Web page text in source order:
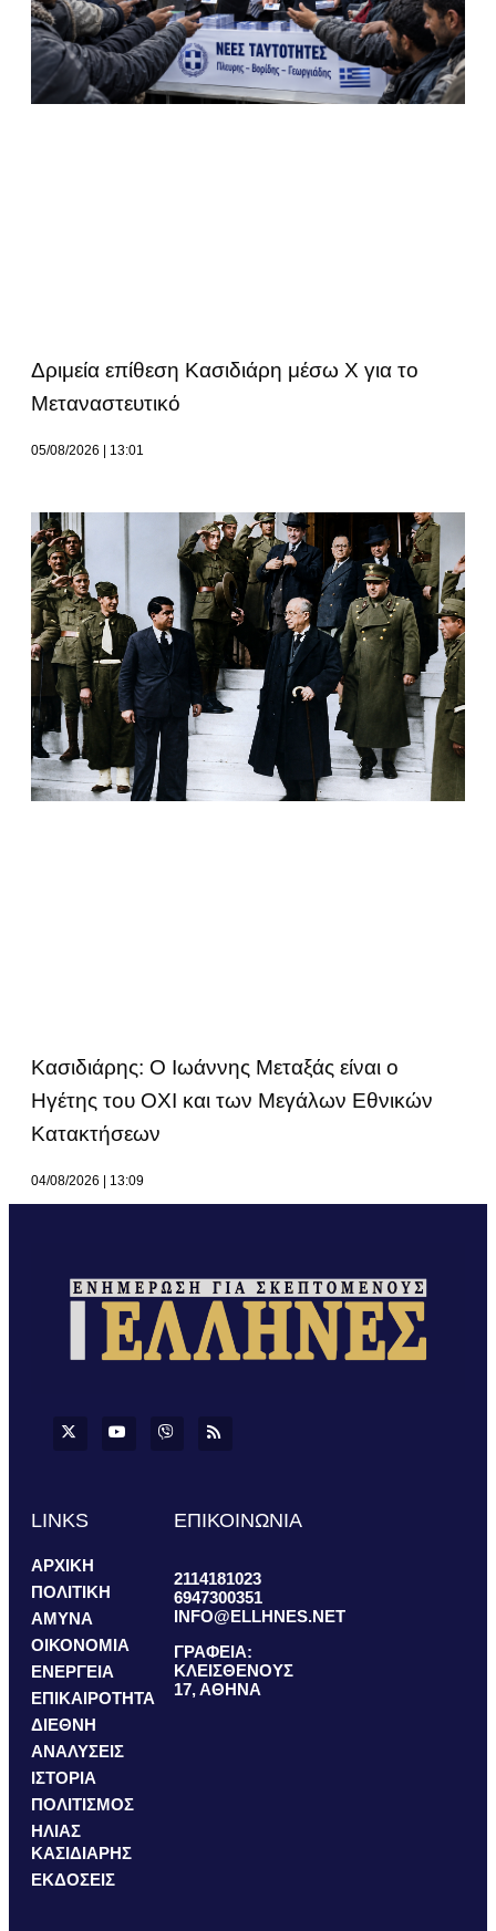
Δριμεία επίθεση Κασιδιάρη μέσω Χ για το
Μεταναστευτικό
05/08/2026 13:01
Κασιδιάρης: Ο Ιωάννης Μεταξάς είναι ο
Ηγέτης του ΟΧΙ και των Μεγάλων Εθνικών
Κατακτήσεων
04/08/2026 13:09
LINKS
ΑΡΧΙΚΗ
ΠΟΛΙΤΙΚΗ
ΑΜΥΝΑ
ΟΙΚΟΝΟΜΙΑ
ΕΝΕΡΓΕΙΑ
ΕΠΙΚΑΙΡΟΤΗΤΑ
ΔΙΕΘΝΗ
ΑΝΑΛΥΣΕΙΣ
ΙΣΤΟΡΙΑ
ΠΟΛΙΤΙΣΜΟΣ
ΗΛΙΑΣ
ΚΑΣΙΔΙΑΡΗΣ
ΕΚΔΟΣΕΙΣ
ΕΠΙΚΟΙΝΩΝΙΑ
2114181023
6947300351
INFO@ELLHNES.NET
ΓΡΑΦΕΙΑ:
ΚΛΕΙΣΘΕΝΟΥΣ
17, ΑΘΗΝΑ